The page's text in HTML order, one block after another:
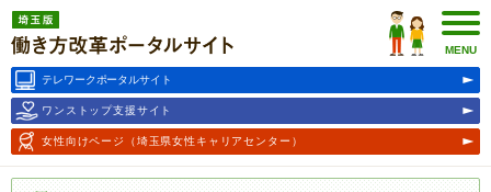
埼玉版働き方改革ポータルサ
イト
MENU
テレワークポータルサイト
ワンストップ支援サイト
女性向けページ （埼玉県女性キャリアセンター）